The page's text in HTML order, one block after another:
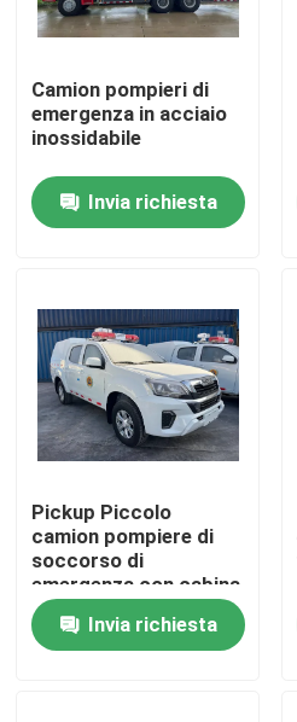
Casa
Prodotti
Circa noi
Controllo di qualità
Contattici
Camion dei vigili del fuoco
Camion dei pompieri in
Camion pompieri di
emergenza in acciaio
inossidabile
Invia richiesta
Pickup Piccolo
camion pompiere di
soccorso di
emergenza con cabina
di 2-6 posti e capacità
di spegnimento
incendi
Invia richiesta